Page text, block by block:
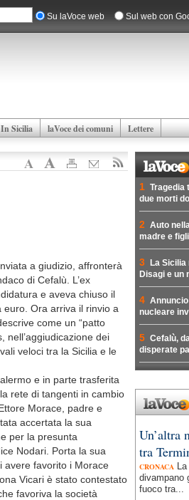
Su laVoce web Sul web con
In Sicilia laVoce dei comuni Lettere
a giudizio, affronterà
di Cefalù. L’ex
e aveva chiuso il
Ora arriva il rinvio a
come un “patto
nell’aggiudicazione dei
veloci tra la Sicilia e le
e in parte trasferita
rete di tangenti in cambio
Morace, padre e
accertata la sua
per la presunta
Nodari. Porta la sua
avere favorito i Morace
Vicari è stato contestato
favoriva la società
1 Tragedia
due morti
2 Auto
madre e
3
La
Disagi e un
4
nucleare
5 Cefalù,
disperate
Un’altra
tra
CRONACA
divampano
fuoco tra...